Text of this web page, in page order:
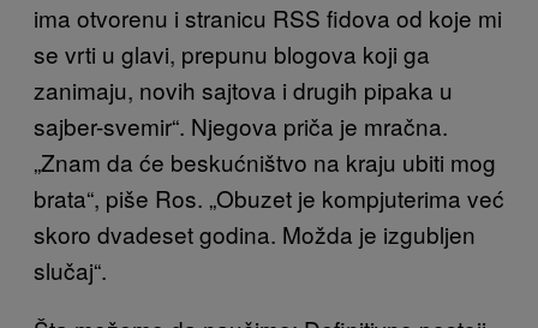
ima otvorenu i stranicu RSS fidova od koje mi
se vrti u glavi, prepunu blogova koji ga
zanimaju, novih sajtova i drugih pipaka u
sajber-svemir“. Njegova priča je mračna.
„Znam da će beskućništvo na kraju ubiti mog
brata“, piše Ros. „Obuzet je kompjuterima već
skoro dvadeset godina. Možda je izgubljen
slučaj“.